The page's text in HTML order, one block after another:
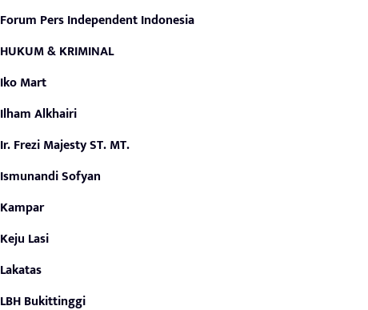
Forum Pers Independent Indonesia
HUKUM & KRIMINAL
Iko Mart
Ilham Alkhairi
Ir. Frezi Majesty ST. MT.
Ismunandi Sofyan
Kampar
Keju Lasi
Lakatas
LBH Bukittinggi